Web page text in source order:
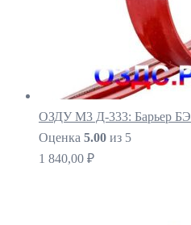
ОЗДУ М3 Д-333: Барьер БЭ
Оценка 5.00 из 5
1 840,00 ₽